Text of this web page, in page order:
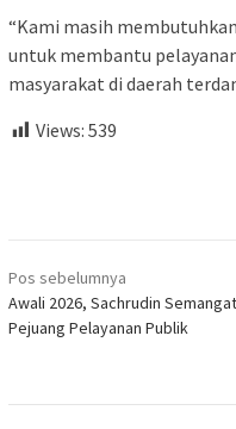
“Kami masih
untuk membantu
masyarakat di daerah
Views: 539
Navigasi
pos
Pos sebelumnya
Awali 2026, Sachrudin
Pejuang Pelayanan Publik